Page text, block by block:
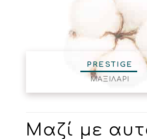
PRESTIGE
ΜΑΞΙΛΑΡΙ
Μαζί με